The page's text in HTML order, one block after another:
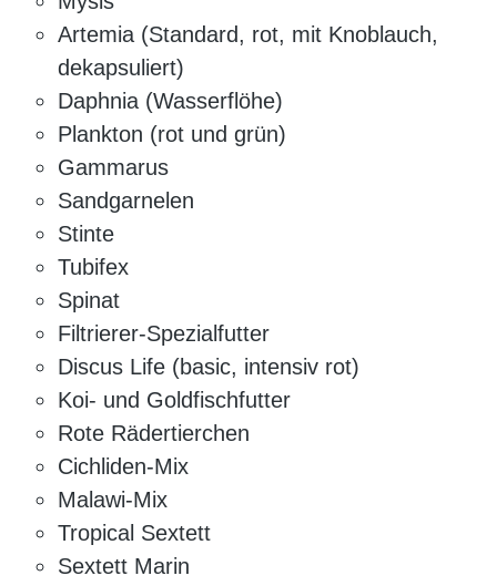
Artemia (Standard, rot, mit Knoblauch,
dekapsuliert)
Daphnia (Wasserflöhe)
Plankton (rot und grün)
Gammarus
Sandgarnelen
Stinte
Tubifex
Spinat
Filtrierer-Spezialfutter
Discus Life (basic, intensiv rot)
Koi- und Goldfischfutter
Rote Rädertierchen
Cichliden-Mix
Malawi-Mix
Tropical Sextett
Sextett Marin